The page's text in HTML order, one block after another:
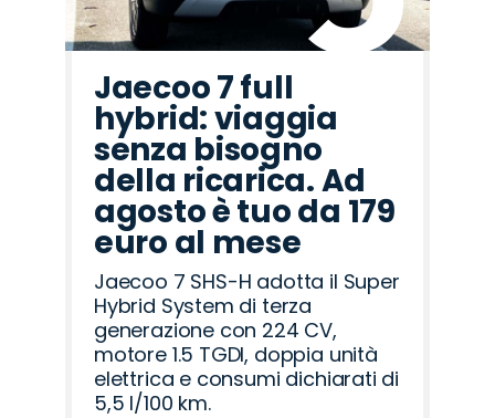
Jaecoo 7 full
hybrid: viaggia
senza bisogno
della ricarica. Ad
agosto è tuo da 179
euro al mese
Jaecoo 7 SHS-H adotta il Super
Hybrid System di terza
generazione con 224 CV,
motore 1.5 TGDI, doppia unità
elettrica e consumi dichiarati di
5,5 l/100 km.